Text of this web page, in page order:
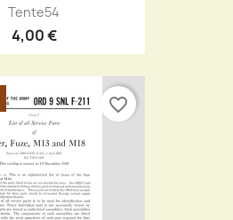
Tente54
4,00 €
favorite_border